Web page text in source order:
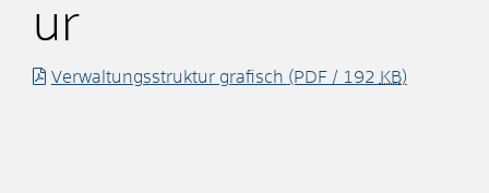
ur
Verwaltungsstruktur grafisch (PDF / 192 KB)